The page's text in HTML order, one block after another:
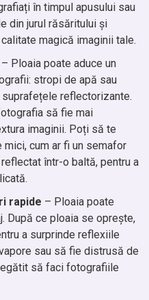
în timpul apusului sau
din jurul răsăritului și
magică imaginii tale.
Ploaia poate aduce un
stropi de apă sau
reflectorizante.
să fie mai
imaginii. Poți să te
cum ar fi un semafor
într-o baltă, pentru a
rapide – Ploaia poate
După ce ploaia se oprește,
a surprinde reflexiile
sau să fie distrusă de
să faci fotografiile